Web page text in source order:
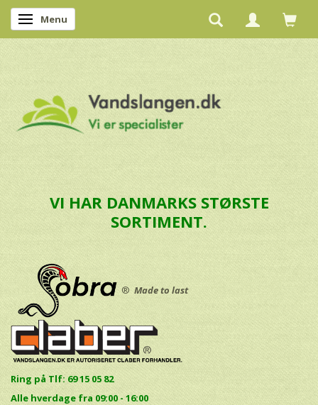
Skifte navigation
Menu
VI HAR DANMARKS STØRSTE
SORTIMENT.
® Made to last
Ring på Tlf: 69 15 05 82
Alle hverdage fra 09:00 - 16:00